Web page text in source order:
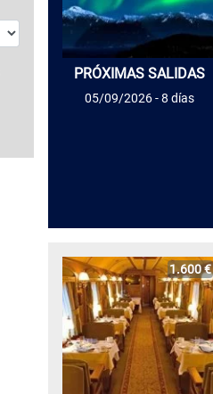
PRÓXIMAS SALIDAS
05/09/2026 - 8 días
1.600 €